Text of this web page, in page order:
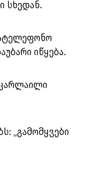
სხედან.
იწყება.
კარლაილი
„გამომყვები